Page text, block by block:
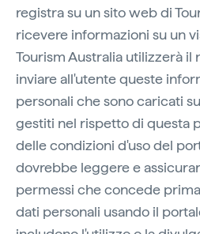
registra su un sito web di
ricevere informazioni su un
Tourism Australia utilizzerà
inviare all'utente queste
personali che sono caricati
gestiti nel rispetto di questa
delle condizioni d'uso del
dovrebbe leggere e
permessi che concede
dati personali usando il